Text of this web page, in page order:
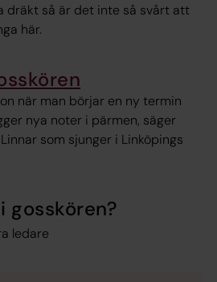
dräkt så är det inte så svårt att
här.
när man börjar en ny termin
nya noter i pärmen, säger
som sjunger i Linköpings
gosskören?
ledare